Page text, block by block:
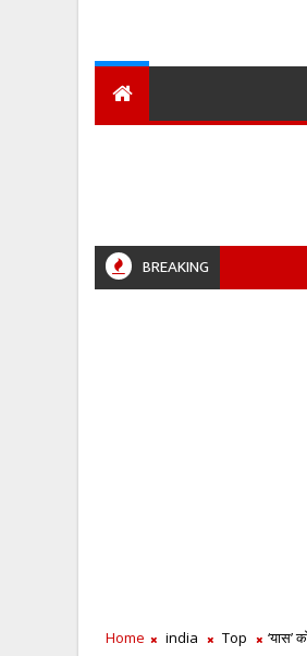
BREAKING
Home india Top ‘यास’